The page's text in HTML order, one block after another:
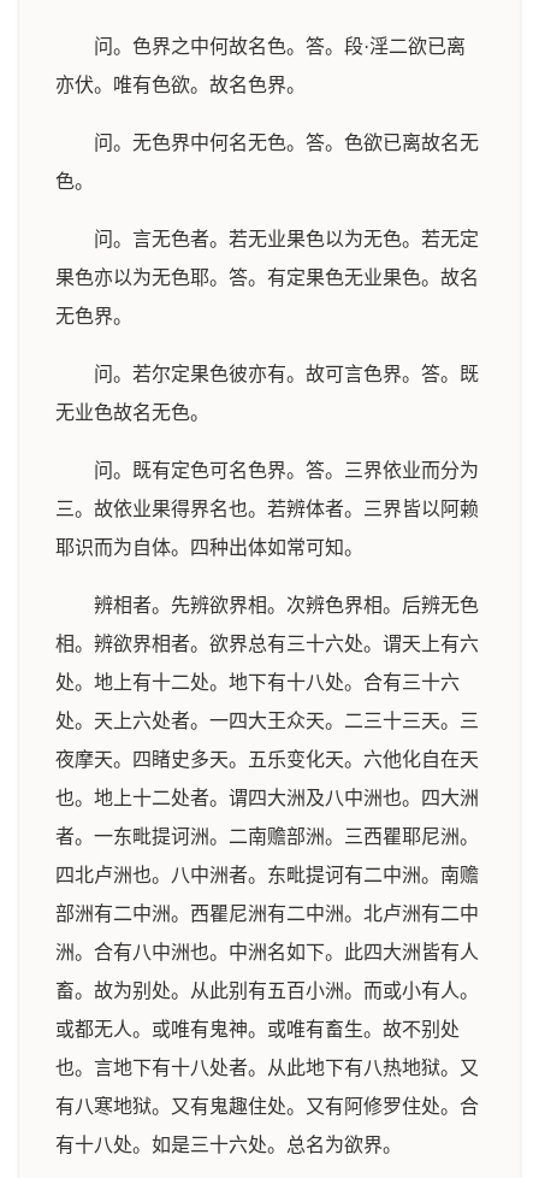
问。色界之中何故名色。答。段·淫二欲已离
亦伏。唯有色欲。故名色界。
问。无色界中何名无色。答。色欲已离故名无
色。
问。言无色者。若无业果色以为无色。若无定
果色亦以为无色耶。答。有定果色无业果色。故名
无色界。
问。若尔定果色彼亦有。故可言色界。答。既
无业色故名无色。
问。既有定色可名色界。答。三界依业而分为
三。故依业果得界名也。若辨体者。三界皆以阿赖
耶识而为自体。四种出体如常可知。
辨相者。先辨欲界相。次辨色界相。后辨无色
相。辨欲界相者。欲界总有三十六处。谓天上有六
处。地上有十二处。地下有十八处。合有三十六
处。天上六处者。一四大王众天。二三十三天。三
夜摩天。四睹史多天。五乐变化天。六他化自在天
也。地上十二处者。谓四大洲及八中洲也。四大洲
者。一东毗提诃洲。二南赡部洲。三西瞿耶尼洲。
四北卢洲也。八中洲者。东毗提诃有二中洲。南赡
部洲有二中洲。西瞿尼洲有二中洲。北卢洲有二中
洲。合有八中洲也。中洲名如下。此四大洲皆有人
畜。故为别处。从此别有五百小洲。而或小有人。
或都无人。或唯有鬼神。或唯有畜生。故不别处
也。言地下有十八处者。从此地下有八热地狱。又
有八寒地狱。又有鬼趣住处。又有阿修罗住处。合
有十八处。如是三十六处。总名为欲界。